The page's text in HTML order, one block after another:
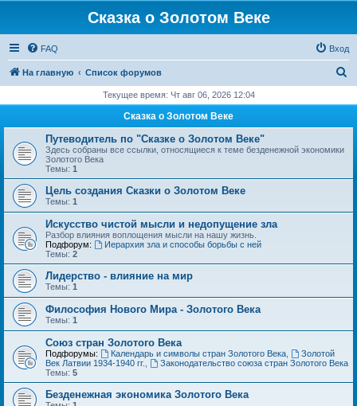
Сказка о Золотом Веке
FAQ Вход
На главную Список форумов
с
Текущее время: Чт авг 06, 2026 12:04
Сказка о Золотом Веке
Путеводитель по "Сказке о Золотом Веке"
Здесь собраны все ссылки, относящиеся к теме безденежной экономики
Золотого Века
Темы: 1
Цель создания Сказки о Золотом Веке
Темы: 1
Искусство чистой мысли и недопущение зла
Разбор влияния воплощения мысли на нашу жизнь.
Подфорум:
Иерархия зла и способы борьбы с ней
Темы: 2
Лидерство - влияние на мир
Темы: 1
Философия Нового Мира - Золотого Века
Темы: 1
Cоюз стран Золотого Века
Подфорумы: Календарь и символы стран Золотого Века,
Золотой
Век Латвии 1934-1940 гг.
Законодательство союза стран Золотого Века
Темы: 5
Безденежная экономика Золотого Века